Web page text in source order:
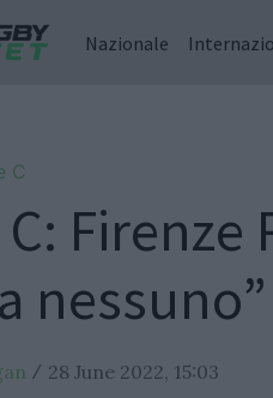
Nazionale
C
C:
nessuno”
/ 28 June 2022, 15:03